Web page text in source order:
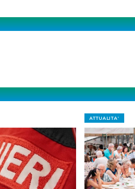
ATTUALITA'